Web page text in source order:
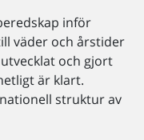
inför
väder och årstider
och gjort
är klart.
struktur av